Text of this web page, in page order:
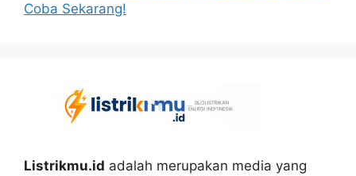
Coba Sekarang!
Listrikmu.id adalah merupakan media yang